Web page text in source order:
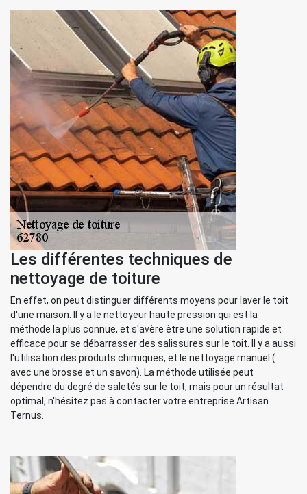
Les différentes techniques de
nettoyage de toiture
En effet, on peut distinguer différents moyens pour laver le toit
d'une maison. Il y a le nettoyeur haute pression qui est la
méthode la plus connue, et s'avère être une solution rapide et
efficace pour se débarrasser des salissures sur le toit. Il y a aussi
l'utilisation des produits chimiques, et le nettoyage manuel (
avec une brosse et un savon). La méthode utilisée peut
dépendre du degré de saletés sur le toit, mais pour un résultat
optimal, n'hésitez pas à contacter votre entreprise Artisan
Ternus.